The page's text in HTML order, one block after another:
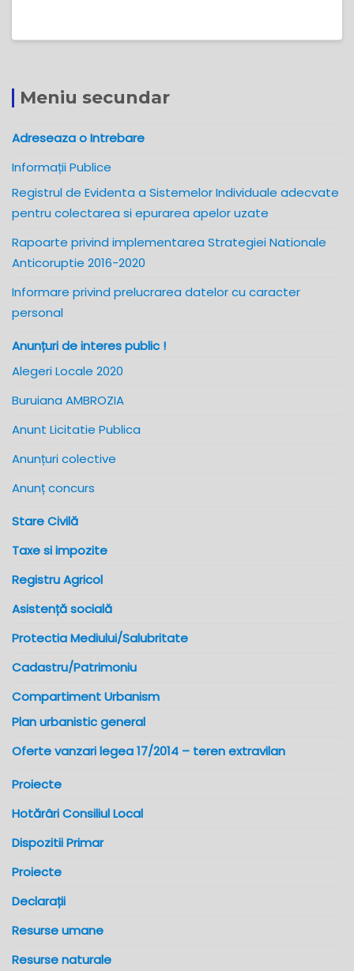
Meniu secundar
Adreseaza o Intrebare
Informații Publice
Registrul de Evidenta a Sistemelor Individuale adecvate
pentru colectarea si epurarea apelor uzate
Rapoarte privind implementarea Strategiei Nationale
Anticoruptie 2016-2020
Informare privind prelucrarea datelor cu caracter
personal
Anunțuri de interes public !
Alegeri Locale 2020
Buruiana AMBROZIA
Anunt Licitatie Publica
Anunțuri colective
Anunț concurs
Stare Civilă
Taxe si impozite
Registru Agricol
Asistență socială
Protectia Mediului/Salubritate
Cadastru/Patrimoniu
Compartiment Urbanism
Plan urbanistic general
Oferte vanzari legea 17/2014 – teren extravilan
Proiecte
Hotărâri Consiliul Local
Dispozitii Primar
Proiecte
Declarații
Resurse umane
Resurse naturale